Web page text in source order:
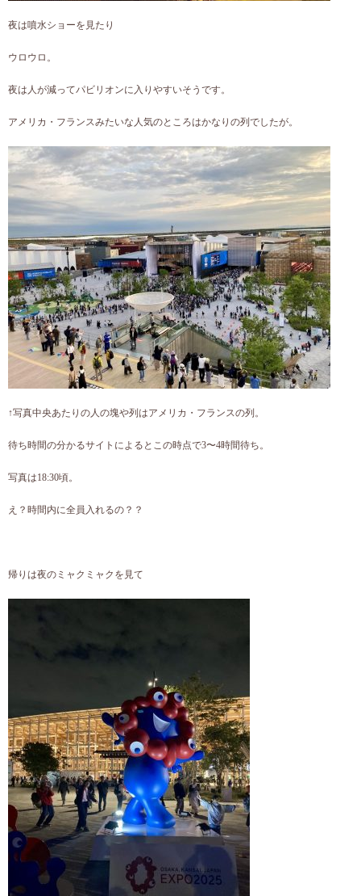
夜は噴水ショーを見たり
ウロウロ。
夜は人が減ってパビリオンに入りやすいそうです。
アメリカ・フランスみたいな人気のところはかなりの列でしたが。
↑写真中央あたりの人の塊や列はアメリカ・フランスの列。
待ち時間の分かるサイトによるとこの時点で3〜4時間待ち。
写真は18:30頃。
え？時間内に全員入れるの？？
帰りは夜のミャクミャクを見て